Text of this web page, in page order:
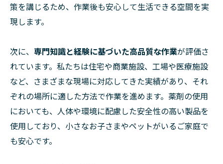
策を講じるため、作業後も安心して生活できる空間を実
現します。
次に、 専門知識と経験に基づいた高品質な作業が評価さ
れています。私たちは住宅や商業施設、工場や医療施設
など、さまざまな現場に対応してきた実績があり、それ
ぞれの場所に適した方法で作業を進めます。薬剤の使用
においても、人体や環境に配慮した安全性の高い製品を
使用しており、小さなお子さまやペットがいるご家庭で
も安心です。